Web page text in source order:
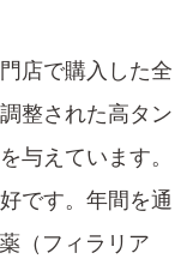
店で購入した全
整された高タン
与えています。
です。年間を通
（フィラリア